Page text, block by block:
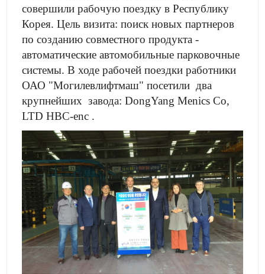
совершили рабочую поездку в Республику
Корея. Цель визита: поиск новых партнеров
по созданию совместного продукта -
автоматические автомобильные парковочные
системы. В ходе рабочей поездки работники
ОАО "Могилевлифтмаш" посетили два
крупнейших завода: DongYang Menics Co,
LTD HBC-enc .